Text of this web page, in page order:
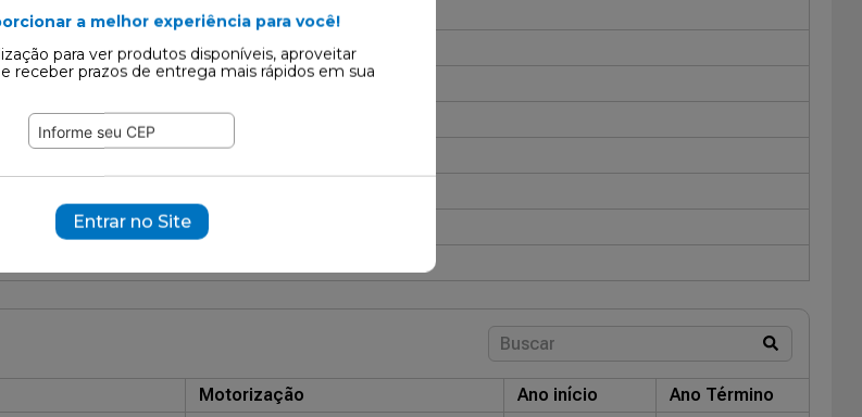
a melhor experiência para você!
para ver produtos disponíveis, aproveitar
receber prazos de entrega mais rápidos em sua
Entrar no Site
Motorização Ano início
Ano Término